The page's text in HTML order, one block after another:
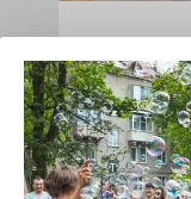
29.07.2026
Электросталь
флагманом
подтвердили